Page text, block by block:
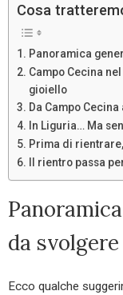
Cosa
Panoramica
Campo Cecina
gioiello
Da Campo
In Liguria… Ma
Prima di
Il rientro passa
da svolgere
Ecco qualche